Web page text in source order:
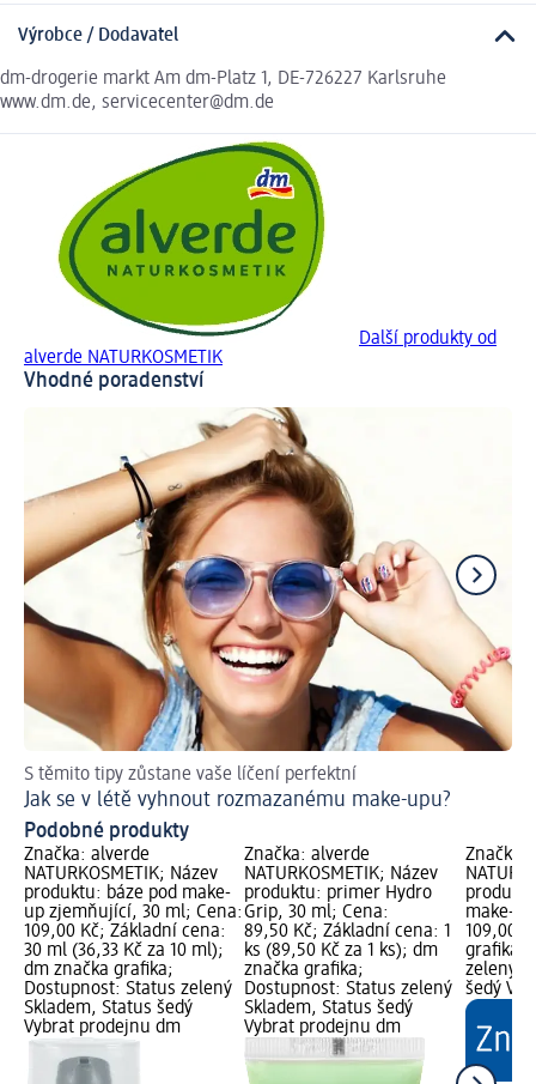
Výrobce / Dodavatel
dm-drogerie markt Am dm-Platz 1, DE-726227 Karlsruhe
www.dm.de, servicecenter@dm.de
Další produkty od
alverde NATURKOSMETIK
Vhodné poradenství
S těmito tipy zůstane vaše líčení perfektní
Jak se v létě vyhnout rozmazanému make-upu?
Podobné produkty
Značka: alverde
NATURKOSMETIK; Název
produktu: báze pod make-
up zjemňující, 30 ml; Cena:
109,00 Kč; Základní cena:
30 ml (36,33 Kč za 10 ml);
dm značka grafika;
Dostupnost: Status zelený
Skladem, Status šedý
Vybrat prodejnu dm
Značka: alverde
NATURKOSMETIK; Název
produktu: primer Hydro
Grip, 30 ml; Cena:
89,50 Kč; Základní cena: 1
ks (89,50 Kč za 1 ks); dm
značka grafika;
Dostupnost: Status zelený
Skladem, Status šedý
Vybrat prodejnu dm
Značka:
make-
109,00
grafika;
zelený
šedý